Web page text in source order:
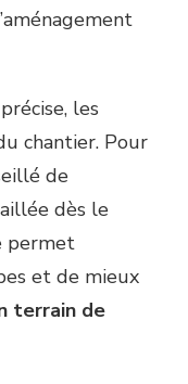
les
chantier. Pour
de
dès le
permet
et de mieux
terrain de